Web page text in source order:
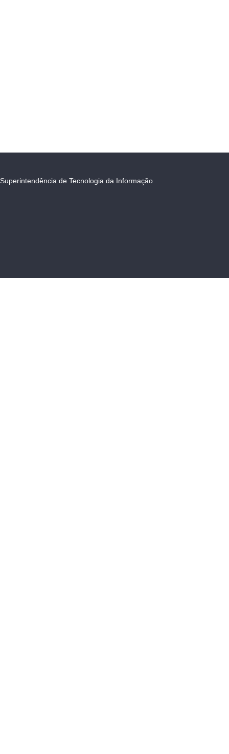
Superintendência de Tecnologia da Informação